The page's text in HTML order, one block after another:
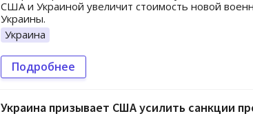
США и Украиной увеличит стоимость новой
Украины.
Украина
Подробнее
Украина призывает США усилить санкции